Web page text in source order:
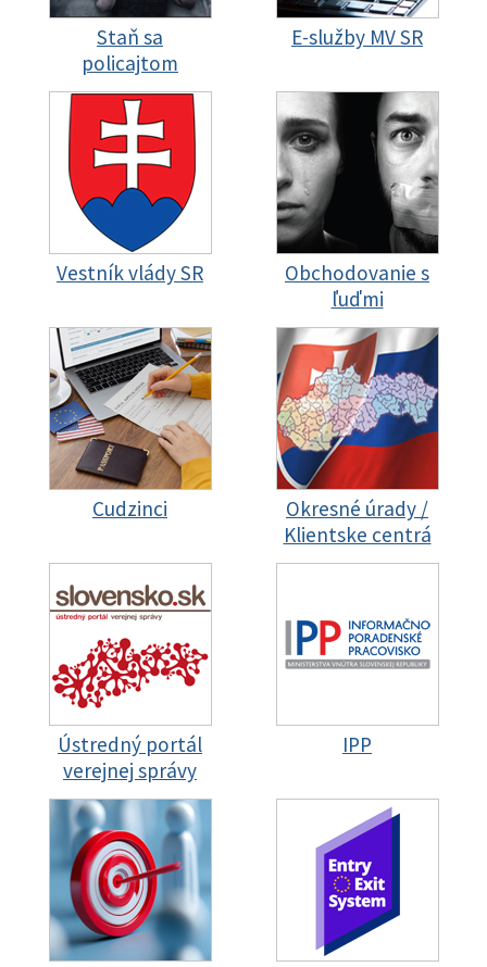
Staň sa
policajtom
E-služby MV SR
Vestník vlády SR
Obchodovanie s
ľuďmi
Cudzinci
Okresné úrady /
Klientske centrá
Ústredný portál
verejnej správy
IPP